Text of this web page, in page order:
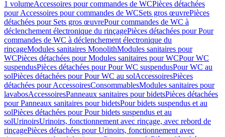
1 volumeAccessoires pour commandes de WCPièces détachées
pour Accessoires pour commandes de WCSets gros œuvrePièces
détachées pour Sets gros œuvrePour commandes de WC à
déclenchement électronique du rinçagePièces détachées pour Pour
commandes de WC à déclenchement électronique du
rinçageModules sanitaires MonolithModules sanitaires pour
WCPièces détachées pour Modules sanitaires pour WCPour WC
suspendusPièces détachées pour Pour WC suspendusPour WC au
solPièces détachées pour Pour WC au solAccessoiresPièces
détachées pour AccessoiresConsommablesModules sanitaires pour
lavabosAccessoiresPanneaux sanitaires pour bidetsPièces détachées
pour Panneaux sanitaires pour bidetsPour bidets suspendus et au
solPièces détachées pour Pour bidets suspendus et au
solUrinoirsUrinoirs, fonctionnement avec rinçage, avec rebord de
rinçagePièces détachées pour Urinoirs, fonctionnement avec